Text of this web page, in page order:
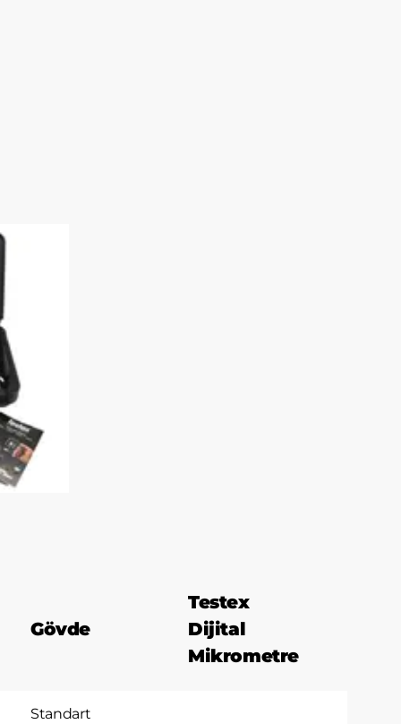
Gövde
Testex
Dijital
Mikrometre
Standart
göz